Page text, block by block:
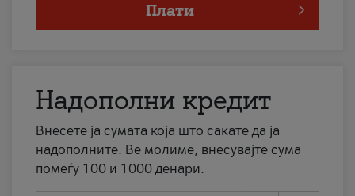
Плати
Надополни кредит
Внесете ја сумата која што сакате да ја
надополните. Ве молиме, внесувајте сума
помеѓу 100 и 1000 денари.